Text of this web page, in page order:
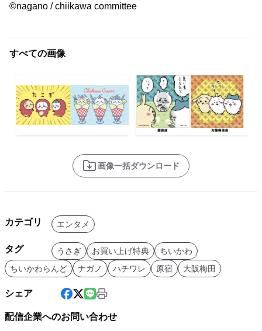
©nagano / chiikawa committee
すべての画像
画像一括ダウンロード
カテゴリ エンタメ
タグ うさぎ お買い上げ特典
ちいかわ
ちいかわらんど
ナガノ ハチワレ 原宿 大阪梅田
シェア
配信企業へのお問い合わせ